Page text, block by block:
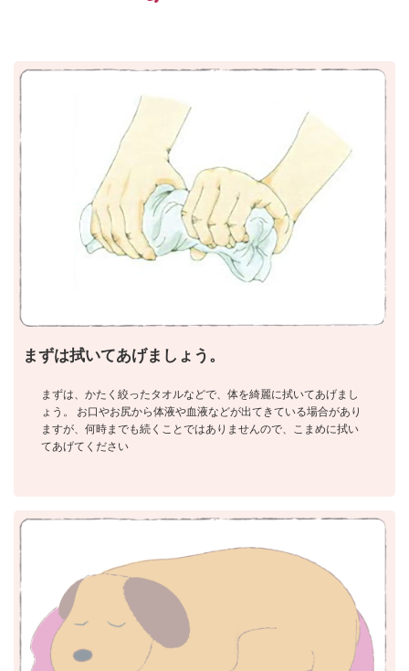
まずは拭いてあげましょう。
まずは、かたく絞ったタオルなどで、体を綺麗に拭いてあげまし
ょう。 お口やお尻から体液や血液などが出てきている場合があり
ますが、何時までも続くことではありませんので、こまめに拭い
てあげてください